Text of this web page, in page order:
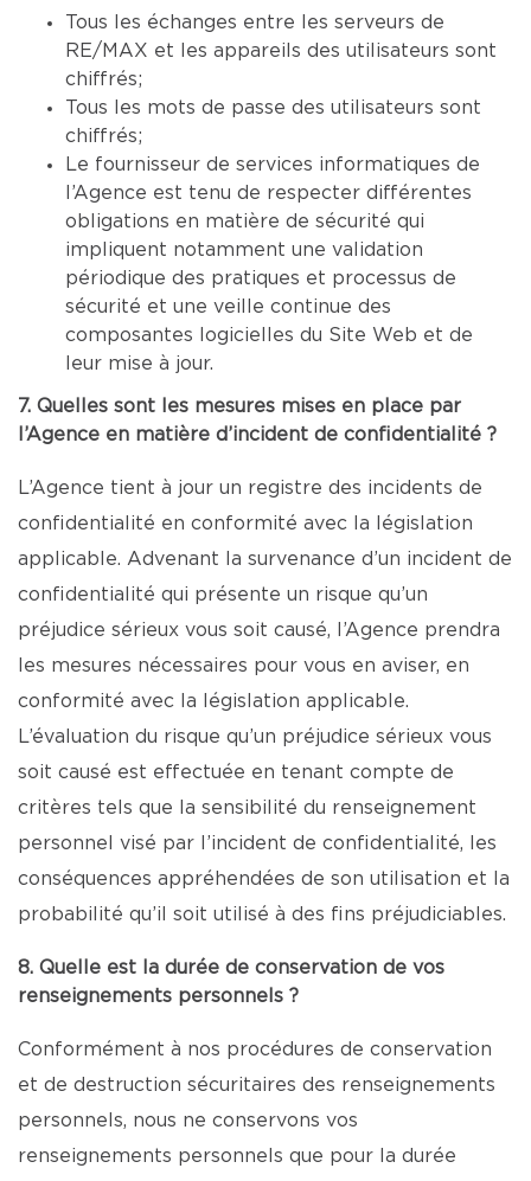
Tous les échanges entre les serveurs de
RE/MAX et les appareils des utilisateurs sont
chiffrés;
Tous les mots de passe des utilisateurs sont
chiffrés;
Le fournisseur de services informatiques de
l’Agence est tenu de respecter différentes
obligations en matière de sécurité qui
impliquent notamment une validation
périodique des pratiques et processus de
sécurité et une veille continue des
composantes logicielles du Site Web et de
leur mise à jour.
7. Quelles sont les mesures mises en place par
l’Agence en matière d’incident de confidentialité ?
L’Agence tient à jour un registre des incidents de
confidentialité en conformité avec la législation
applicable. Advenant la survenance d’un incident de
confidentialité qui présente un risque qu’un
préjudice sérieux vous soit causé, l’Agence prendra
les mesures nécessaires pour vous en aviser, en
conformité avec la législation applicable.
L’évaluation du risque qu’un préjudice sérieux vous
soit causé est effectuée en tenant compte de
critères tels que la sensibilité du renseignement
personnel visé par l’incident de confidentialité, les
conséquences appréhendées de son utilisation et la
probabilité qu’il soit utilisé à des fins préjudiciables.
8. Quelle est la durée de conservation de vos
renseignements personnels ?
Conformément à nos procédures de conservation
et de destruction sécuritaires des renseignements
personnels, nous ne conservons vos
renseignements personnels que pour la durée